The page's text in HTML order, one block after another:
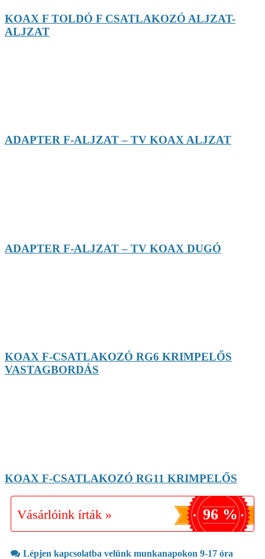
KOAX F TOLDÓ F CSATLAKOZÓ ALJZAT-
ALJZAT
ADAPTER F-ALJZAT – TV KOAX ALJZAT
ADAPTER F-ALJZAT – TV KOAX DUGÓ
KOAX F-CSATLAKOZÓ RG6 KRIMPELŐS
VASTAGBORDÁS
KOAX F-CSATLAKOZÓ RG11 KRIMPELŐS
Vásárlóink írták » 96 %
Lépjen kapcsolatba velünk munkanapokon 9-17 óra